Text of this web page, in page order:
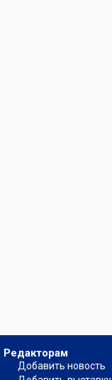
Редакторам
Добавить новость